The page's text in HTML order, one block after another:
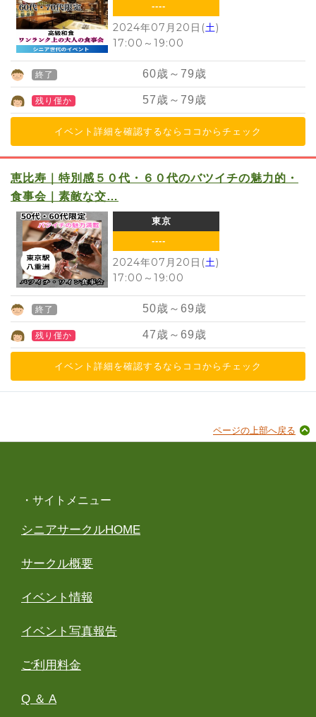
----
2024年07月20日(土)
17:00 ～ 19:00
終了 60歳～79歳
残り僅か 57歳～79歳
イベント詳細を確認するならココからチェック
恵比寿｜特別感５０代・６０代のバツイチの魅力的・
食事会｜素敵な交…
東京
----
2024年07月20日(土)
17:00 ～ 19:00
終了 50歳～69歳
残り僅か 47歳～69歳
イベント詳細を確認するならココからチェック
ページの上部へ戻る
・サイトメニュー
シニアサークルHOME
サークル概要
イベント情報
イベント写真報告
ご利用料金
Q ＆ A